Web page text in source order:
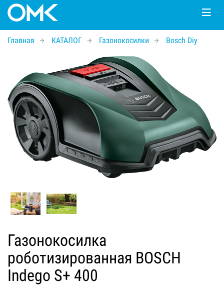
Главная КАТАЛОГ Газонокосилки Bosch Diy
Газонокосилка
роботизированная BOSCH
Indego S+ 400